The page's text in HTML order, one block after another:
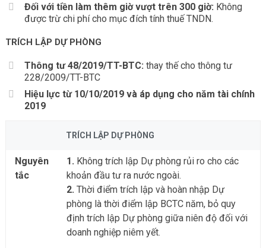
Đối với tiền làm thêm giờ vượt trên 300 giờ: Không
được trừ chi phí cho mục đích tính thuế TNDN.
TRÍCH LẬP DỰ PHÒNG
Thông tư 48/2019/TT-BTC: thay thế cho thông tư
228/2009/TT-BTC
Hiệu lực từ 10/10/2019 và áp dụng cho năm tài chính
2019
TRÍCH LẬP DỰ PHÒNG
Nguyên
tắc
1. Không trích lập Dự phòng rủi ro cho các
khoản đầu tư ra nước ngoài.
2. Thời điểm trích lập và hoàn nhập Dự
phòng là thời điểm lập BCTC năm, bỏ quy
định trích lập Dự phòng giữa niên độ đối với
doanh nghiệp niêm yết.